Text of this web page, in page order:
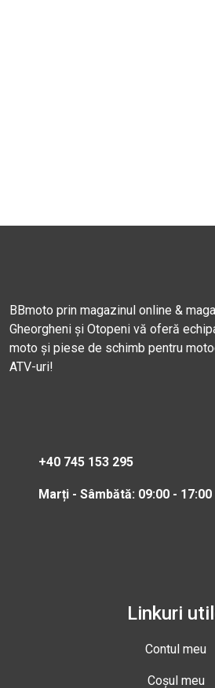
BBmoto prin magazinul online &
Gheorgheni și Otopeni vă oferă
moto și piese de schimb pentru
ATV-uri!
+40 745 153 295
Marți - Sâmbătă: 09:00 - 17:00
Linkuri
Contul meu
Coșul meu